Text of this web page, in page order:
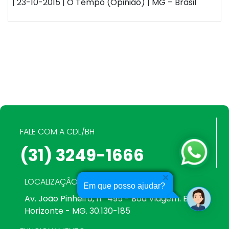
Em que posso ajudar?
Horizonte - MG. 30.130-185
relacionamento@cdlbh.com.br
CDL/BH
Nossa atuação